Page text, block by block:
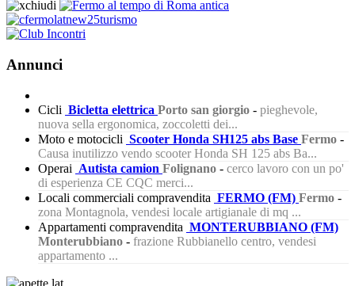
Annunci
Cicli Bicletta elettrica Porto san giorgio - pieghevole,
nuova sella ergonomica, zoccoletti dei...
Moto e motocicli Scooter Honda SH125 abs Base Fermo -
Causa inutilizzo vendo scooter Honda SH 125 abs Ba...
Operai Autista camion Folignano - cerco lavoro con un po'
di esperienza CE CQC merci...
Locali commerciali compravendita FERMO (FM) Fermo -
zona Montagnola, vendesi locale artigianale di mq ...
Appartamenti compravendita MONTERUBBIANO (FM)
Monterubbiano - frazione Rubbianello centro, vendesi
appartamento ...